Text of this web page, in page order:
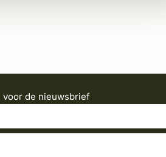
voor de nieuwsbrief